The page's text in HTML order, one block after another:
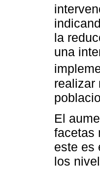
la
una
realizar
El
facetas
este es
los